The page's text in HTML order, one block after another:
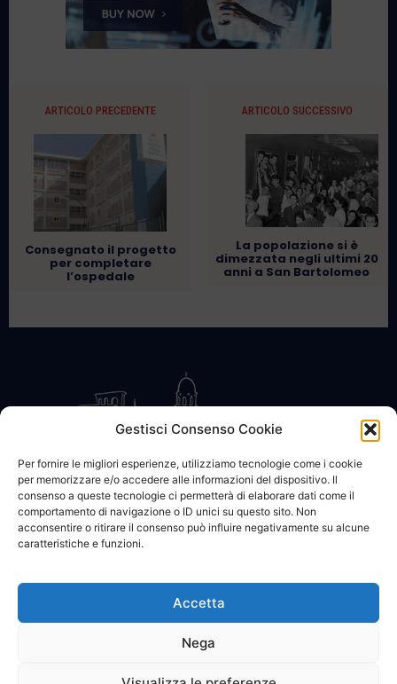
Gestisci Consenso Cookie
Per fornire le migliori esperienze, utilizziamo tecnologie come i cookie
per memorizzare e/o accedere alle informazioni del dispositivo. Il
consenso a queste tecnologie ci permetterà di elaborare dati come il
comportamento di navigazione o ID unici su questo sito. Non
acconsentire o ritirare il consenso può influire negativamente su alcune
caratteristiche e funzioni.
Accetta
Nega
ARTICOLO PRECEDENTE
Consegnato il progetto
per completare
l’ospedale
ARTICOLO SUCCESSIVO
La popolazione si è
dimezzata negli ultimi 20
anni a San Bartolomeo
CONTATTACI COOKIE POLICY PRIVACY
© 2002 - 2026 SanBartolomeo.info :::: powered by Go Web snc |